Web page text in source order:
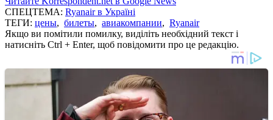
СПЕЦТЕМА: Ryanair в Україні
ТЕГИ: цены, билеты, авиакомпании, Ryanair
Якщо ви помітили помилку, виділіть необхідний текст і
натисніть Ctrl + Enter, щоб повідомити про це редакцію.